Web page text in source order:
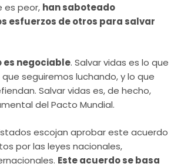
es peor, han saboteado
esfuerzos de otros para salvar
es negociable. Salvar vidas es lo que
seguiremos luchando, y lo que
Salvar vidas es, de hecho,
del Pacto Mundial.
escojan aprobar este acuerdo
por las leyes nacionales,
Este acuerdo se basa